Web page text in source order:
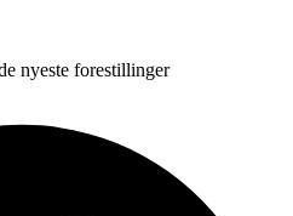
nyeste forestillinger